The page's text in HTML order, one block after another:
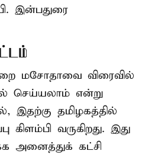
இன்பதுரை
மசோதாவை விரைவில்
செய்யலாம் என்று
இதற்கு தமிழகத்தில்
கிளம்பி வருகிறது. இது
அனைத்துக் கட்சி